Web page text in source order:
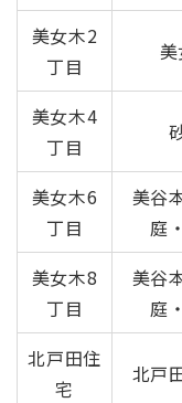
美女木2
丁目
美女木4
丁目
美女木6
丁目
美谷
庭
美女木8
丁目
美谷
庭
北戸田住
宅
北戸